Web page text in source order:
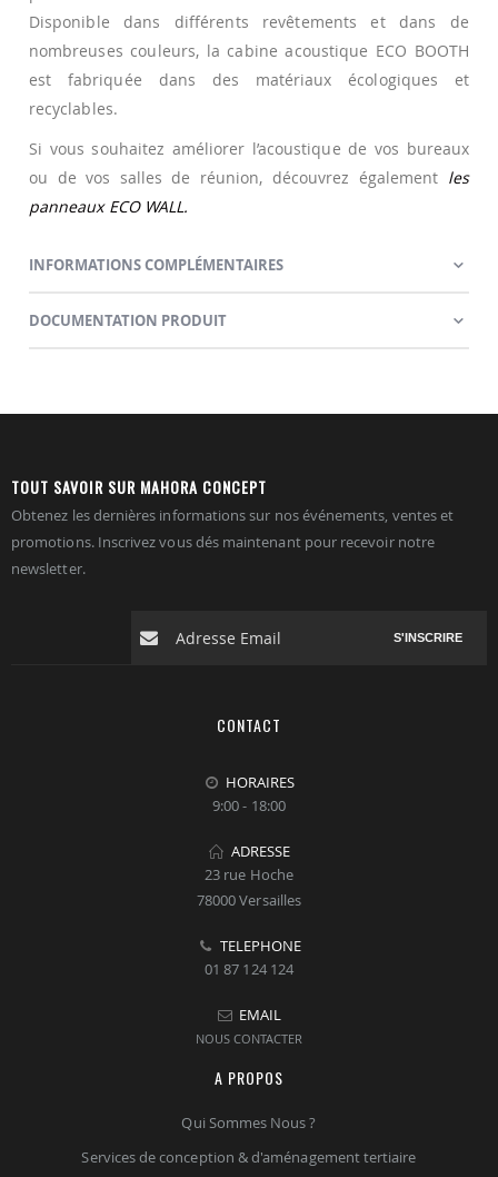
Disponible dans différents revêtements et dans de
nombreuses couleurs, la cabine acoustique ECO BOOTH
est fabriquée dans des matériaux écologiques et
recyclables.
Si vous souhaitez améliorer l’acoustique de vos bureaux
ou de vos salles de réunion, découvrez également les
panneaux ECO WALL.
INFORMATIONS COMPLÉMENTAIRES
DOCUMENTATION PRODUIT
TOUT SAVOIR SUR MAHORA CONCEPT
Obtenez les dernières informations sur nos événements, ventes et
promotions. Inscrivez vous dés maintenant pour recevoir notre
newsletter.
S'INSCRIRE
CONTACT
HORAIRES
9:00 - 18:00
ADRESSE
23 rue Hoche
78000 Versailles
TELEPHONE
01 87 124 124
EMAIL
NOUS CONTACTER
A PROPOS
Qui Sommes Nous ?
Services de conception & d'aménagement tertiaire